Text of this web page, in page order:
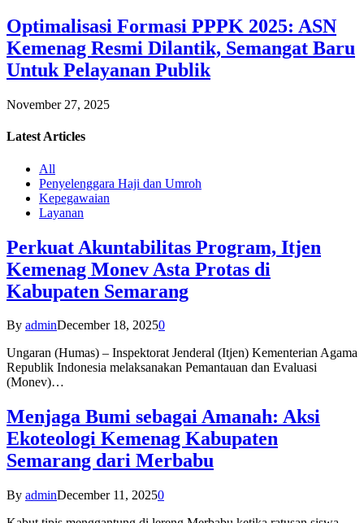
Optimalisasi Formasi PPPK 2025: ASN
Kemenag Resmi Dilantik, Semangat Baru
Untuk Pelayanan Publik
November 27, 2025
Latest Articles
All
Penyelenggara Haji dan Umroh
Kepegawaian
Layanan
Perkuat Akuntabilitas Program, Itjen
Kemenag Monev Asta Protas di
Kabupaten Semarang
By adminDecember 18, 20250
Ungaran (Humas) – Inspektorat Jenderal (Itjen) Kementerian Agama
Republik Indonesia melaksanakan Pemantauan dan Evaluasi
(Monev)…
Menjaga Bumi sebagai Amanah: Aksi
Ekoteologi Kemenag Kabupaten
Semarang dari Merbabu
By adminDecember 11, 20250